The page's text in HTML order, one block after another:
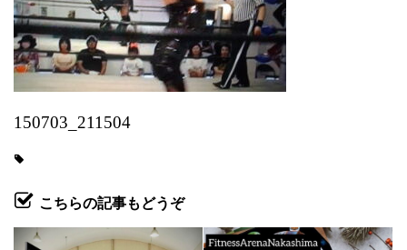
150703_211504
こちらの記事もどうぞ